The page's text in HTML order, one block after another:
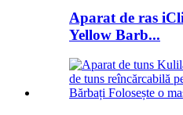
Aparat de ras
Yellow Barb...